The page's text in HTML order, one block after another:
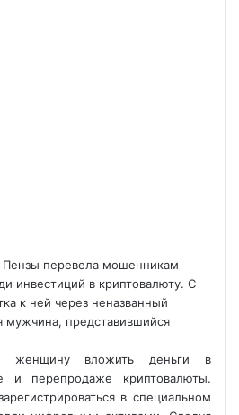
Пензы перевела мошенникам
инвестиций в криптовалюту. С
к ней через неназванный
мужчина, представившийся
женщину вложить деньги в
и перепродаже криптовалюты.
в специальном